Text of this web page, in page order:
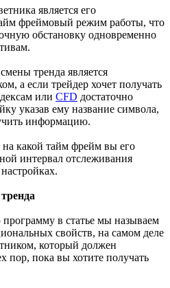
является его
фреймовый режим работы, что
обстановку одновременно
тренда является
а если трейдер хочет получать
или CFD достаточно
указав ему название символа,
информацию.
какой тайм фрейм вы его
интервал отслеживания
в статье мы называем
свойств, на самом деле
который должен
пор, пока вы хотите получать